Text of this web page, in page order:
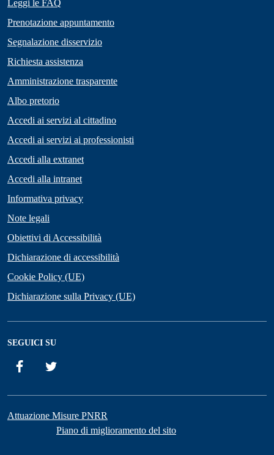
Leggi le FAQ
Prenotazione appuntamento
Segnalazione disservizio
Richiesta assistenza
Amministrazione trasparente
Albo pretorio
Accedi ai servizi al cittadino
Accedi ai servizi ai professionisti
Accedi alla extranet
Accedi alla intranet
Informativa privacy
Note legali
Obiettivi di Accessibilità
Dichiarazione di accessibilità
Cookie Policy (UE)
Dichiarazione sulla Privacy (UE)
SEGUICI SU
Facebook
Attuazione Misure PNRR
Piano di miglioramento del sito